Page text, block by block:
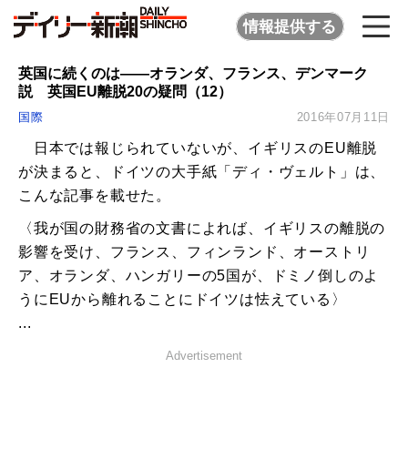
情報提供する
英国に続くのは――オランダ、フランス、デンマーク
説 英国EU離脱20の疑問（12）
国際 2016年07月11日
日本では報じられていないが、イギリスのEU離脱
が決まると、ドイツの大手紙「ディ・ヴェルト」は、
こんな記事を載せた。
〈我が国の財務省の文書によれば、イギリスの離脱の
影響を受け、フランス、フィンランド、オーストリ
ア、オランダ、ハンガリーの5国が、ドミノ倒しのよ
うにEUから離れることにドイツは怯えている〉
...
Advertisement